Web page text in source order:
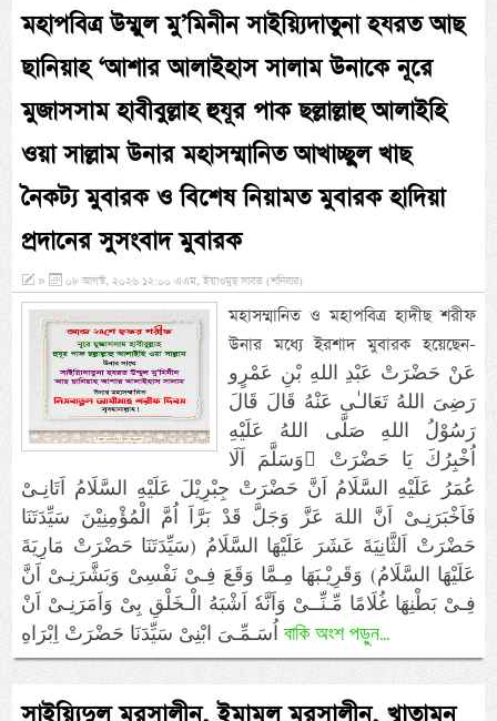
মহাপবিত্র উম্মুল মু’মিনীন সাইয়্যিদাতুনা হযরত আছ
ছানিয়াহ ‘আশার আলাইহাস সালাম উনাকে নূরে
মুজাসসাম হাবীবুল্লাহ হুযূর পাক ছল্লাল্লাহু আলাইহি
ওয়া সাল্লাম উনার মহাসম্মানিত আখাচ্ছুল খাছ
নৈকট্য মুবারক ও বিশেষ নিয়ামত মুবারক হাদিয়া
প্রদানের সুসংবাদ মুবারক
» ০৮ আগস্ট, ২০২৬ ১২:০০ এএম, ইয়াওমুছ সাবত (শনিবার)
মহাসম্মানিত ও মহাপবিত্র হাদীছ শরীফ
উনার মধ্যে ইরশাদ মুবারক হয়েছেন-
عَنْ حَضْرَتْ عَبْدِ اللهِ بْنِ عَمْرٍو
رَضِىَ اللهُ تَعَالـٰى عَنْهُ قَالَ قَالَ
رَسُوْلُ اللهِ صَلَّى اللهُ عَلَيْهِ
وَسَلَّمَ اَلَا اُخْبِرُكَ يَا حَضْرَتْ
عُمَرُ عَلَيْهِ السَّلَامُ اَنَّ حَضْرَتْ جِبْرِيْلَ عَلَيْهِ السَّلَامُ اَتَانِـىْ
فَاَخْبَرَنِـىْ اَنَّ اللهَ عَزَّ وَجَلَّ قَدْ بَرَّاَ اُمَّ الْمُؤْمِنِيْنَ سَيِّدَتَنَا
حَضْرَتْ اَلثَّانِيَةَ عَشَرَ عَلَيْهَا السَّلَامُ (سَيِّدَتَنَا حَضْرَتْ مَارِيَةَ
عَلَيْهَا السَّلَامُ) وَقَرِيْـبَهَا مِـمَّا وَقَعَ فِـىْ نَفْسِىْ وَبَشَّرَنِـىْ اَنَّ
فِـىْ بَطْنِهَا غُلَامًا مِّـنِّــىْ وَاَنَّهٗ اَشْبَهُ الْـخَلْقِ بِىْ وَاَمَرَنِـىْ اَنْ
اُسَـمِّـىَ ابْنِىْ سَيِّدَنَا حَضْرَتْ اِبْرَاهِবাকি অংশ পড়ুন...